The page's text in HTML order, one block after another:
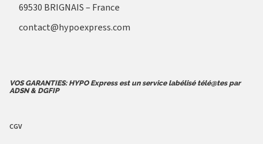
69530 BRIGNAIS – France
contact@hypoexpress.com
VOS GARANTIES: HYPO Express est un service labélisé télé@tes par
ADSN & DGFIP
CGV